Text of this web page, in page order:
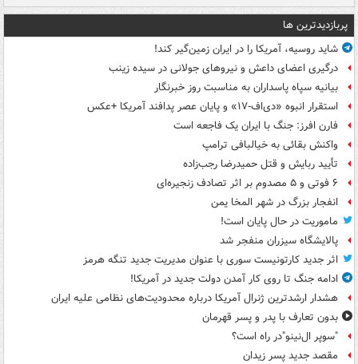
پربازدیدترین ها
شاید روسیه، آمریکا را در ایران زمین‌گیر کند!
درگیری اعضای داعش و نیروهای جولانی در سیده زینب
بیانیه سپاه پاسداران به مناسبت روز خبرنگار
استقرار انبوه «دی‌اف‑۱۷» و پایان عصر پدافند آمریکا +عکس
فارن افرز: جنگ با ایران یک فاجعه است
واکنش بقائی به خیالبافی ترامپ
تأیید ربایش و قتل حمیدرضا رجب‌زاده
۶ فوتی و ۵ مصدوم بر اثر تصادف زنجیره‌ای
انفجار بزرگ در شهر المخا یمن
ماموریت در حال پایان است!
پالایشگاه سیزران منفجر شد
اثر جدید کارتونیست سوری با عنوان مدیریت جدید تنگه هرمز
ادامه جنگ تا روی کار آمدن دولت جدید در آمریکا!
هشدار ارشدترین ژنرال آمریکا درباره محدودیت‌های نظامی علیه ایران
بدون تعارف با پدر و پسر قهرمان
"سوپر ال‌نینو"در راه است؟
مقصد جدید پسر زیدان